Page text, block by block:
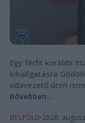
Egy férfit korábbi
kihallgatásra
odavezető úton
Bővebben...
BELFÖLD 2026.